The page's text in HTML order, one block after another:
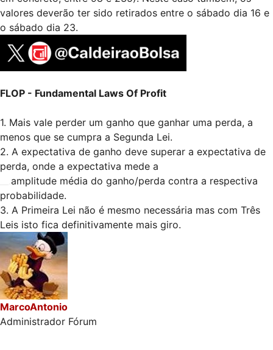
valores deverão ter sido retirados entre o sábado dia 16 e
o sábado dia 23.
FLOP - Fundamental Laws Of Profit
1. Mais vale perder um ganho que ganhar uma perda, a
menos que se cumpra a Segunda Lei.
2. A expectativa de ganho deve superar a expectativa de
perda, onde a expectativa mede a
amplitude média do ganho/perda contra a respectiva
probabilidade.
3. A Primeira Lei não é mesmo necessária mas com Três
Leis isto fica definitivamente mais giro.
MarcoAntonio
Administrador Fórum